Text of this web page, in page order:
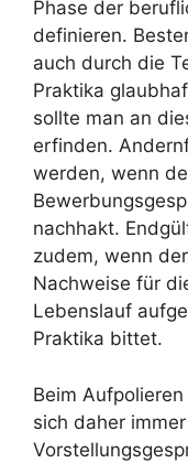
Phase der
definieren.
auch durch die
Praktika
sollte man an
erfinden.
werden, wenn
nachhakt.
zudem, wenn
Nachweise für
Lebenslauf
Praktika bittet.
Beim
sich daher